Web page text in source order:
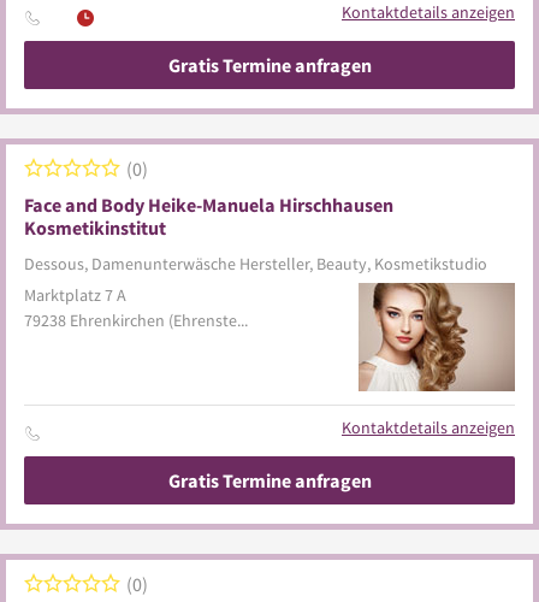
Kontaktdetails anzeigen
Gratis Termine anfragen
Face and Body Heike-Manuela Hirschhausen
Kosmetikinstitut
Dessous, Damenunterwäsche Hersteller, Beauty, Kosmetikstudio
0
Marktplatz 7 A
79238 Ehrenkirchen (Ehrenstetten)
Kontaktdetails anzeigen
Gratis Termine anfragen
0